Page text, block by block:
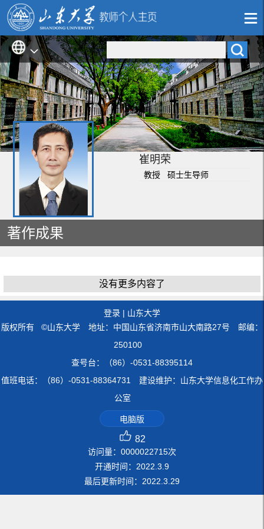
崔明荣
教授 硕士生导师
著作成果
没有更多内容了
登录 | 山东大学
版权所有 ©山东大学 地址：中国山东省济南市山大南路27号 邮编：
250100
查号台：（86）-0531-88395114
值班电话：（86）-0531-88364731 建设维护：山东大学信息化工作办
公室
电脑版
82
访问量： 0000022715次
开通时间： 2022 3 9
最后更新时间： 2022 3 29